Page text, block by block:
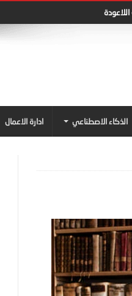
الذكاء الاصطناعي ادارة الاعمال